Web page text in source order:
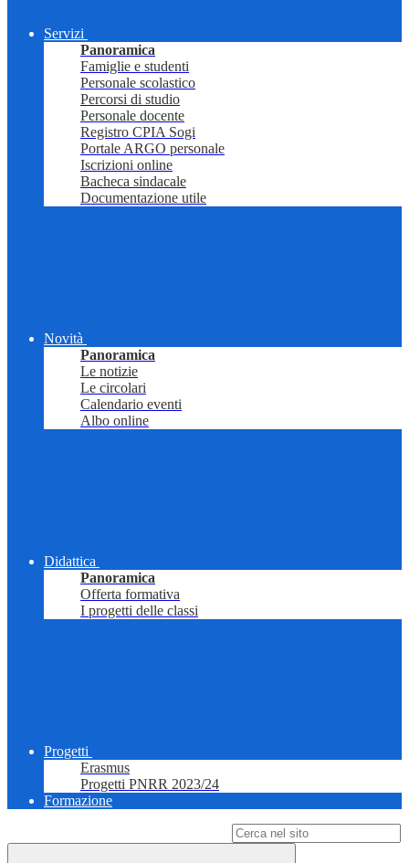
Servizi
Panoramica
Famiglie e studenti
Personale scolastico
Percorsi di studio
Personale docente
Registro CPIA Sogi
Portale ARGO personale
Iscrizioni online
Bacheca sindacale
Documentazione utile
Novità
Panoramica
Le notizie
Le circolari
Calendario eventi
Albo online
Didattica
Panoramica
Offerta formativa
I progetti delle classi
Progetti
Erasmus
Progetti PNRR 2023/24
Formazione